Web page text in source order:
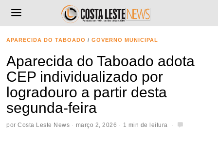
APARECIDA DO TABOADO / GOVERNO MUNICIPAL
Aparecida do Taboado adota
CEP individualizado por
logradouro a partir desta
segunda-feira
porCosta Leste News março 2, 2026 1 min de leitura